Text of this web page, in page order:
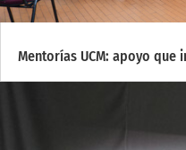
Mentorías UCM: apoyo